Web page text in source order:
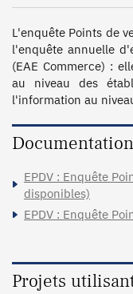
L'enquête Points de
l'enquête annuelle
(EAE Commerce) :
au niveau des
l'information au
EPDV : Enquête
disponibles)
EPDV : Enquête
Projets